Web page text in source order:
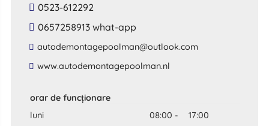
0523-612292
0657258913 what-app
​autodemontagepoolman​@​outlook​.​com​
​www​.​autodemontagepoolman​.​nl​
orar de funcționare
luni
08:00 -
17:00